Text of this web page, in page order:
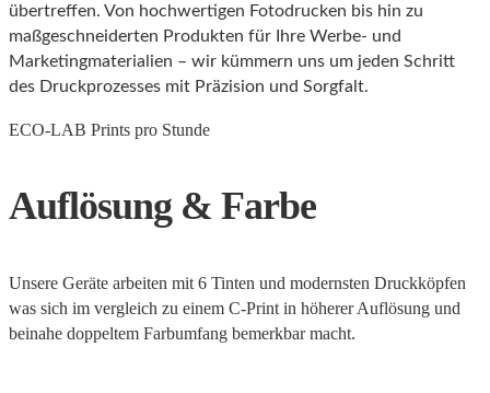
übertreffen. Von hochwertigen Fotodrucken bis hin zu
maßgeschneiderten Produkten für Ihre Werbe- und
Marketingmaterialien – wir kümmern uns um jeden Schritt
des Druckprozesses mit Präzision und Sorgfalt.
ECO-LAB Prints pro Stunde
Auflösung & Farbe
Unsere Geräte arbeiten mit 6 Tinten und modernsten Druckköpfen
was sich im vergleich zu einem C-Print in höherer Auflösung und
beinahe doppeltem Farbumfang bemerkbar macht.